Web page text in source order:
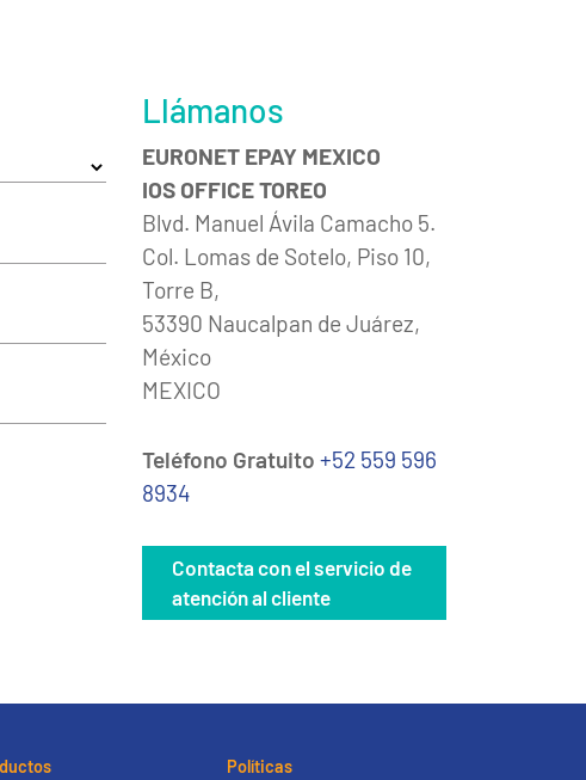
Llámanos
EURONET EPAY MEXICO
IOS OFFICE TOREO
Blvd. Manuel Ávila Camacho 5.
Col. Lomas de Sotelo, Piso 10,
Torre B,
53390 Naucalpan de Juárez,
México
MEXICO
Teléfono Gratuito +52 559 596
8934
Contacta con el servicio de
atención al cliente
Políticas